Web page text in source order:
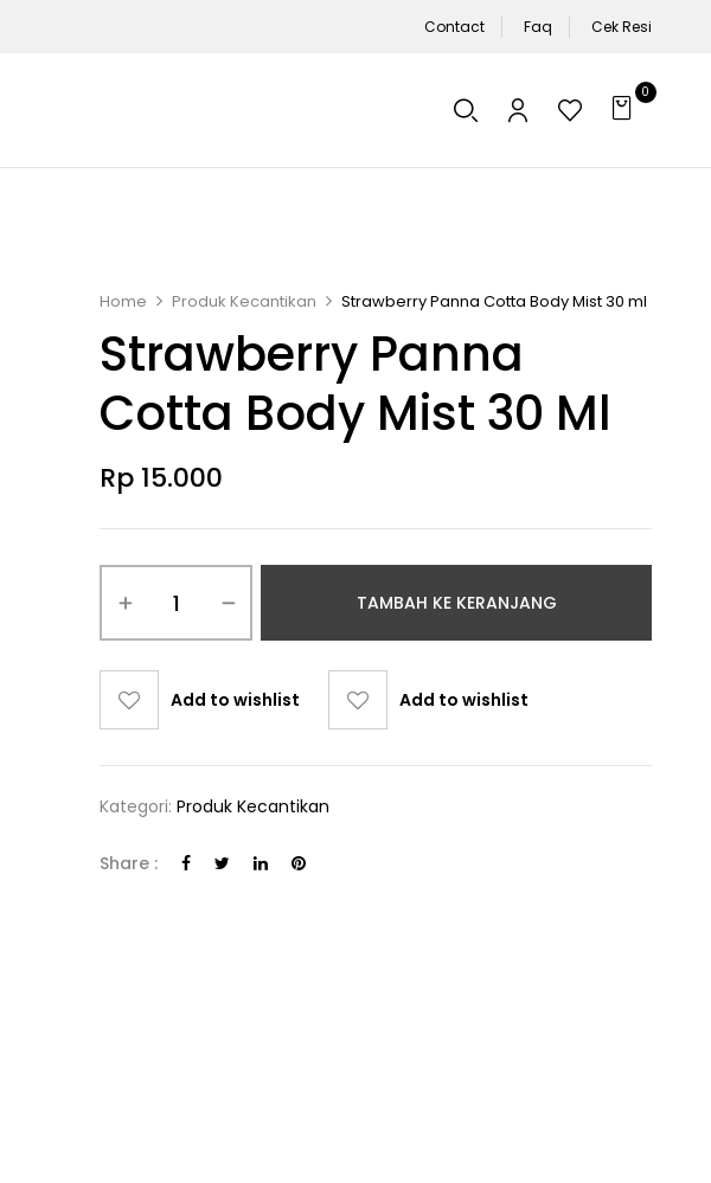
Contact Faq Cek Resi
0
Home Produk Kecantikan Strawberry Panna Cotta Body Mist 30 ml
Strawberry Panna
Cotta Body Mist 30 Ml
Rp 15.000
TAMBAH KE KERANJANG
Add to wishlist Add to wishlist
Kategori:Produk Kecantikan
Share :